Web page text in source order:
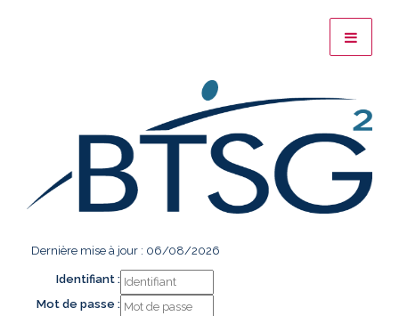
Dernière mise à jour : 06/08/2026
Identifiant :
Mot de passe :